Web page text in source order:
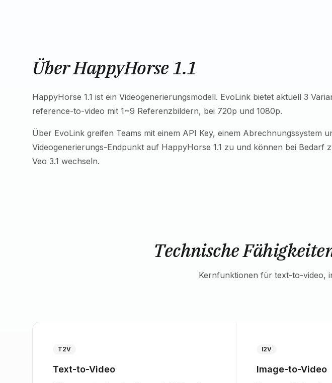
Über HappyHorse 1.1
HappyHorse 1.1 ist ein Videogenerierungsmodell. EvoLink bietet aktuell 3
reference-to-video mit 1~9 Referenzbildern, bei 720p und 1080p.
Über EvoLink greifen Teams mit einem API Key, einem Abrechnungssystem
Videogenerierungs-Endpunkt auf HappyHorse 1.1 zu und können bei Bedarf
Veo 3.1 wechseln.
Technische
Kernfunktionen für text-to-video,
T2V
Text-to-Video
I2V
Image-to-Video